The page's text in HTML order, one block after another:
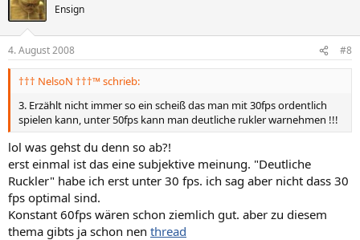
Ensign
4. August 2008 #8
††† NelsoN †††™ schrieb:
3. Erzählt nicht immer so ein scheiß das man mit 30fps ordentlich
spielen kann, unter 50fps kann man deutliche rukler warnehmen !!!
lol was gehst du denn so ab?!
erst einmal ist das eine subjektive meinung. "Deutliche
Ruckler" habe ich erst unter 30 fps. ich sag aber nicht dass 30
fps optimal sind.
Konstant 60fps wären schon ziemlich gut. aber zu diesem
thema gibts ja schon nen thread